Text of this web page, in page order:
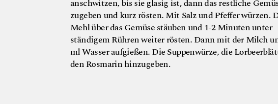
anschwitzen, bis sie glasig ist, dann das restliche
zugeben und kurz rösten. Mit Salz und Pfeffer würzen.
Mehl über das Gemüse stäuben und 1-2 Minuten unter
ständigem Rühren weiter rösten. Dann mit der Milch
ml Wasser aufgießen. Die Suppenwürze, die
den Rosmarin hinzugeben.